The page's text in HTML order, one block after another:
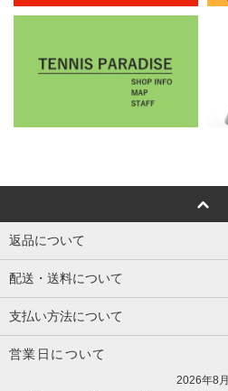
返品について
配送・送料について
支払い方法について
営業日について
2026年8月